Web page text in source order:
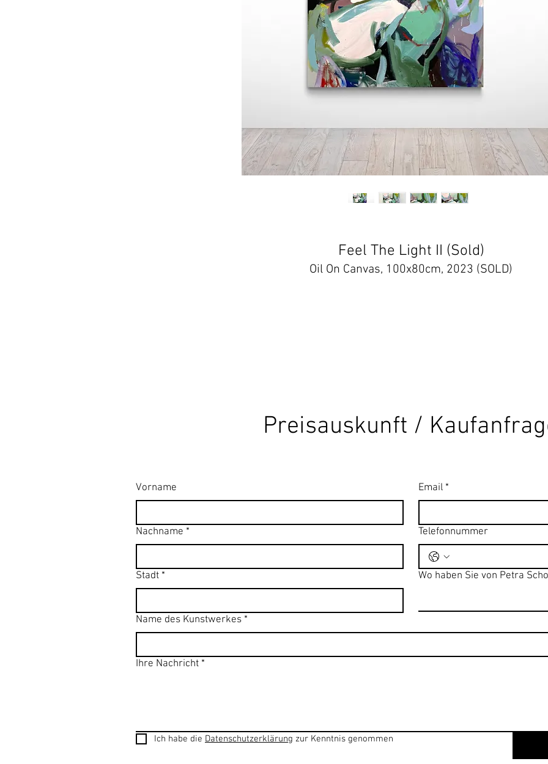
Feel The Light II (Sold)
Oil On Canvas, 100x80cm, 2023 (SOLD)
Preisauskunft /
Vorname Email *
Nachname * Telefonnummer
Stadt * Wo haben Sie von Petra
Name des Kunstwerkes *
Ihre Nachricht *
Ich habe die Datenschutzerklärung zur Kenntnis genommen